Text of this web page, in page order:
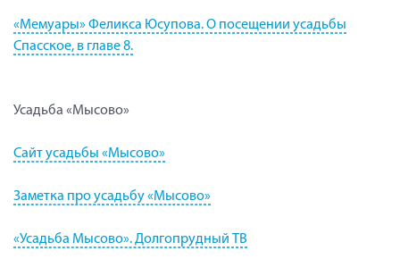
«Мемуары» Феликса Юсупова. О посещении усадьбы
Спасское, в главе 8.
Усадьба «Мысово»
Сайт усадьбы «Мысово»
Заметка про усадьбу «Мысово»
«Усадьба Мысово». Долгопрудный ТВ